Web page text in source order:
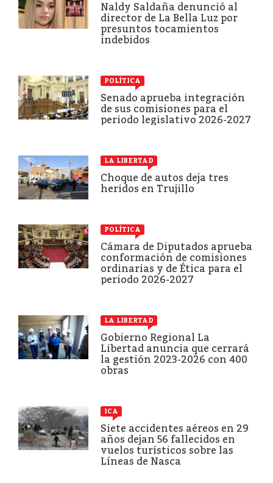
Naldy Saldaña denunció al
director de La Bella Luz por
presuntos tocamientos
indebidos
POLÍTICA
Senado aprueba integración
de sus comisiones para el
periodo legislativo 2026-2027
LA LIBERTAD
Choque de autos deja tres
heridos en Trujillo
POLÍTICA
Cámara de Diputados aprueba
conformación de comisiones
ordinarias y de Ética para el
periodo 2026-2027
LA LIBERTAD
Gobierno Regional La
Libertad anuncia que cerrará
la gestión 2023-2026 con 400
obras
ICA
Siete accidentes aéreos en 29
años dejan 56 fallecidos en
vuelos turísticos sobre las
Líneas de Nasca